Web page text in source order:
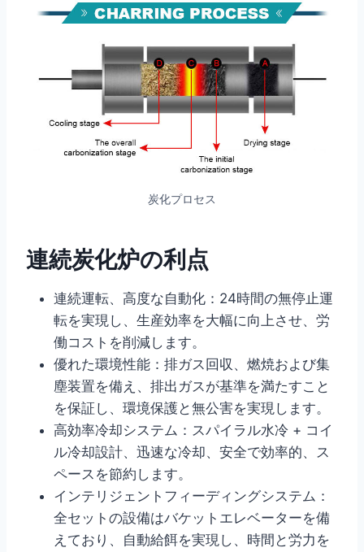
炭化プロセス
連続炭化炉の利点
連続運転、高度な自動化：24時間の無停止運
転を実現し、生産効率を大幅に向上させ、労
働コストを削減します。
優れた環境性能：排ガス回収、燃焼および集
塵装置を備え、排出ガスが基準を満たすこと
を保証し、環境保護と無公害を実現します。
高効率冷却システム：スパイラル水冷 + コイ
ル冷却設計、迅速な冷却、安全で効率的、ス
ペースを節約します。
インテリジェントフィーディングシステム：
全セットの設備はバケットエレベーターを備
えており、自動給餌を実現し、時間と労力を